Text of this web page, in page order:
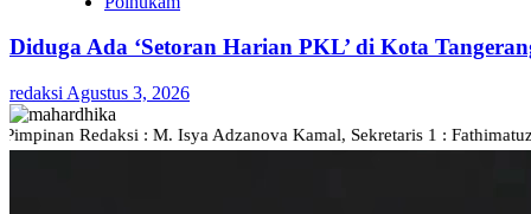
Diduga Ada ‘Setoran Harian PKL’ di Kota
redaksi Agustus 3, 2026
M. Isya Adzanova Kamal, Sekretaris 1 : Fathimatuz